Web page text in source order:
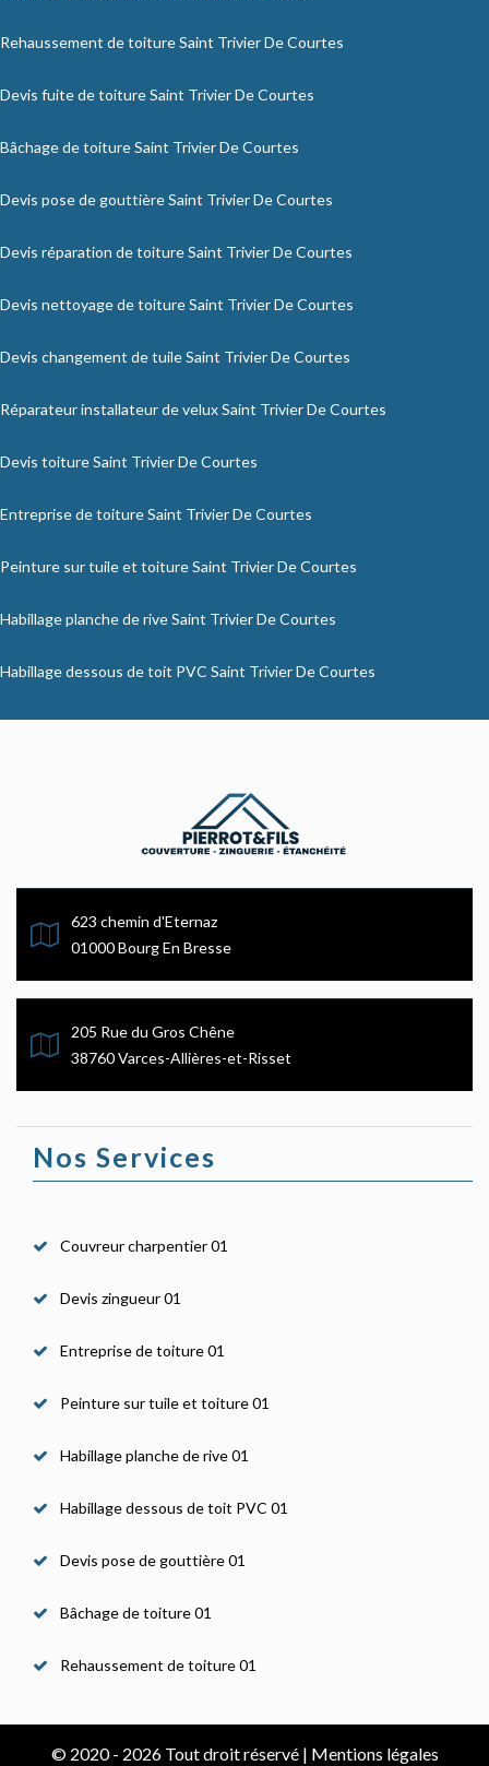
Rehaussement de toiture Saint Trivier De Courtes
Devis fuite de toiture Saint Trivier De Courtes
Bâchage de toiture Saint Trivier De Courtes
Devis pose de gouttière Saint Trivier De Courtes
Devis réparation de toiture Saint Trivier De Courtes
Devis nettoyage de toiture Saint Trivier De Courtes
Devis changement de tuile Saint Trivier De Courtes
Réparateur installateur de velux Saint Trivier De Courtes
Devis toiture Saint Trivier De Courtes
Entreprise de toiture Saint Trivier De Courtes
Peinture sur tuile et toiture Saint Trivier De Courtes
Habillage planche de rive Saint Trivier De Courtes
Habillage dessous de toit PVC Saint Trivier De Courtes
623 chemin d'Eternaz
01000 Bourg En Bresse
205 Rue du Gros Chêne
38760 Varces-Allières-et-Risset
Nos Services
Couvreur charpentier 01
Devis zingueur 01
Entreprise de toiture 01
Peinture sur tuile et toiture 01
Habillage planche de rive 01
Habillage dessous de toit PVC 01
Devis pose de gouttière 01
Bâchage de toiture 01
Rehaussement de toiture 01
© 2020 - 2026 Tout droit réservé | Mentions légales